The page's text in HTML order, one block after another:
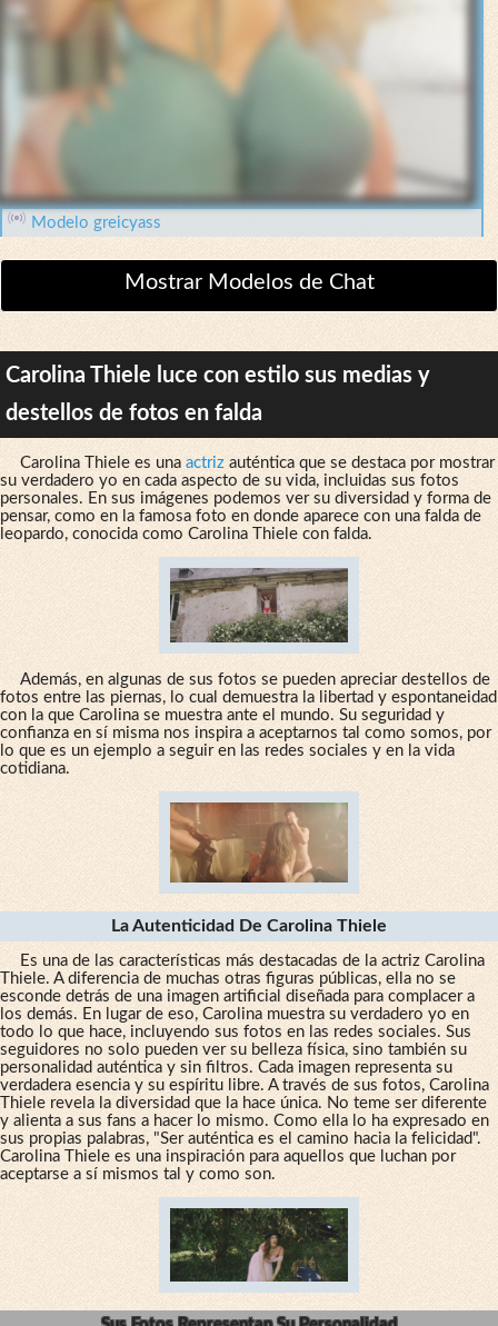
Modelo greicyass
Mostrar Modelos de Chat
Carolina Thiele luce con estilo sus medias y
destellos de fotos en falda
Carolina Thiele es una actrizauténtica que se destaca por mostrar
su verdadero yo en cada aspecto de su vida, incluidas sus fotos
personales. En sus imágenes podemos ver su diversidad y forma de
pensar, como en la famosa foto en donde aparece con una falda de
leopardo, conocida como Carolina Thiele con falda.
Además, en algunas de sus fotos se pueden apreciar destellos de
fotos entre las piernas, lo cual demuestra la libertad y espontaneidad
con la que Carolina se muestra ante el mundo. Su seguridad y
confianza en sí misma nos inspira a aceptarnos tal como somos, por
lo que es un ejemplo a seguir en las redes sociales y en la vida
cotidiana.
La Autenticidad De Carolina Thiele
Es una de las características más destacadas de la actriz Carolina
Thiele. A diferencia de muchas otras figuras públicas, ella no se
esconde detrás de una imagen artificial diseñada para complacer a
los demás. En lugar de eso, Carolina muestra su verdadero yo en
todo lo que hace, incluyendo sus fotos en las redes sociales. Sus
seguidores no solo pueden ver su belleza física, sino también su
personalidad auténtica y sin filtros. Cada imagen representa su
verdadera esencia y su espíritu libre. A través de sus fotos, Carolina
Thiele revela la diversidad que la hace única. No teme ser diferente
y alienta a sus fans a hacer lo mismo. Como ella lo ha expresado en
sus propias palabras, "Ser auténtica es el camino hacia la felicidad".
Carolina Thiele es una inspiración para aquellos que luchan por
aceptarse a sí mismos tal y como son.